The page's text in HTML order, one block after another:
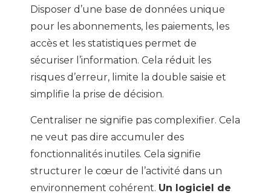
Disposer d’une base de données unique
pour les abonnements, les paiements, les
accès et les statistiques permet de
sécuriser l’information. Cela réduit les
risques d’erreur, limite la double saisie et
simplifie la prise de décision.
Centraliser ne signifie pas complexifier. Cela
ne veut pas dire accumuler des
fonctionnalités inutiles. Cela signifie
structurer le cœur de l’activité dans un
environnement cohérent. Un logiciel de